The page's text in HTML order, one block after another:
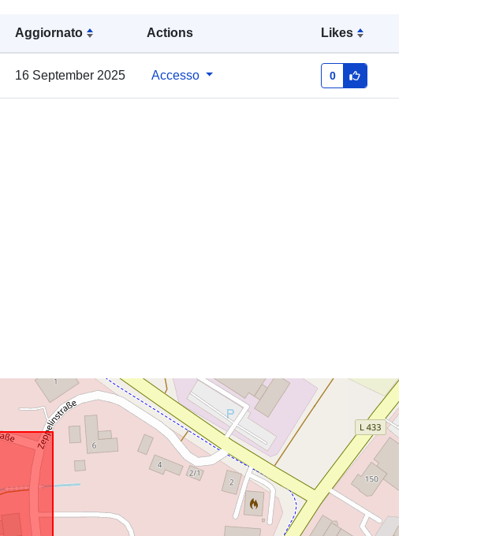
Aggiornato Actions Likes
16 September 2025 Accesso 0
48.1195266 ], [ 8.7328685,
48.1195266 ], [ 8.7328685,